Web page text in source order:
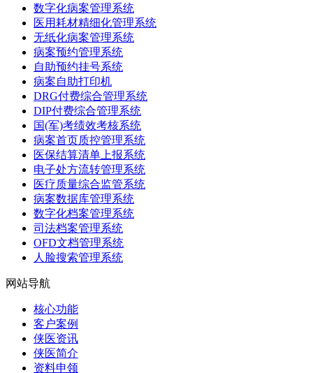
数字化病案管理系统
医用耗材精细化管理系统
无纸化病案管理系统
病案预约管理系统
自助预约挂号系统
病案自助打印机
DRG付费综合管理系统
DIP付费综合管理系统
国(军)考绩效考核系统
病案首页质控管理系统
医保结算清单上报系统
电子处方流转管理系统
医疗质量综合监管系统
病案数据库管理系统
数字化档案管理系统
司法档案管理系统
OFD文档管理系统
人脸搜索管理系统
网站导航
核心功能
客户案例
侠医资讯
侠医简介
资料申领